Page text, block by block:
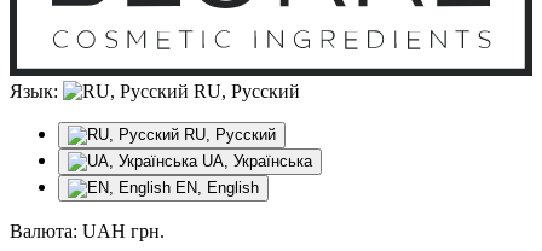
Язык: RU, Русский
RU, Русский
UA, Українська
EN, English
Валюта: UAH грн.